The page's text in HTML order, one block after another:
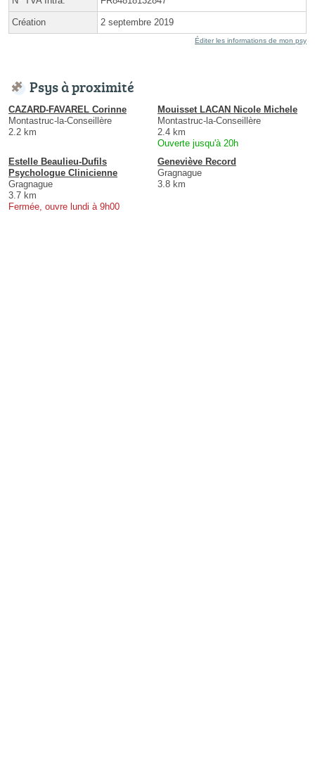
Création 2 septembre 2019
Éditer les informations de mon psy
Psys à proximité
CAZARD-FAVAREL Corinne
Montastruc-la-Conseillère
2.2 km
Mouisset LACAN Nicole Michele
Montastruc-la-Conseillère
2.4 km
Ouverte jusqu'à 20h
Estelle Beaulieu-Dufils
Psychologue Clinicienne
Gragnague
3.7 km
Fermée, ouvre lundi à 9h00
Geneviève Record
Gragnague
3.8 km